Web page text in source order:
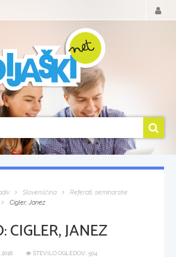
Slovenščina
Referati, seminarske
Cigler, Janez
CIGLER, JANEZ
ŠTEVILO OGLEDOV: 504